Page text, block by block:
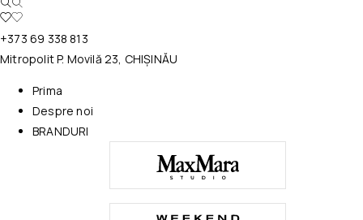
+373 69 338 813
Mitropolit P. Movilă 23, CHIȘINĂU
Prima
Despre noi
BRANDURI